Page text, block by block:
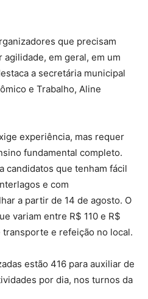
que precisam
em geral, em um
a secretária municipal
e Trabalho, Aline
experiência, mas requer
fundamental completo.
candidatos que tenham fácil
e com
a partir de 14 de agosto. O
variam entre R$ 110 e R$
e refeição no local.
estão 416 para auxiliar de
por dia, nos turnos da